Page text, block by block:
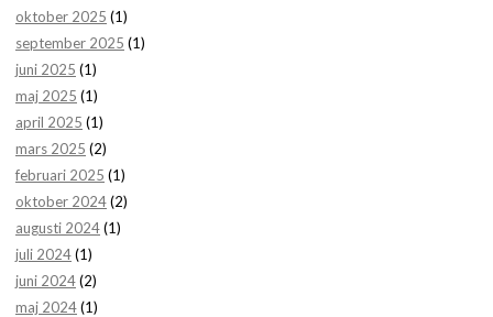
oktober 2025 (1)
september 2025 (1)
juni 2025 (1)
maj 2025 (1)
april 2025 (1)
mars 2025 (2)
februari 2025 (1)
oktober 2024(2)
augusti 2024(1)
juli 2024(1)
juni 2024(2)
maj 2024(1)